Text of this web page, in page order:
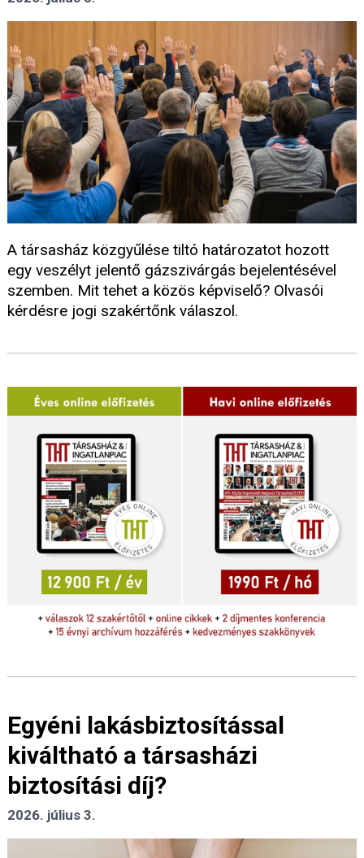
A társasház közgyűlése tiltó határozatot hozott
egy veszélyt jelentő gázszivárgás bejelentésével
szemben. Mit tehet a közös képviselő? Olvasói
kérdésre jogi szakértőnk válaszol.
Egyéni lakásbiztosítással
kiváltható a társasházi
biztosítási díj?
2026. július 3.